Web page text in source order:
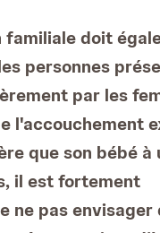
familiale doit
personnes
par les
l'accouchement
que son bébé à
il est fortement
ne pas envisager